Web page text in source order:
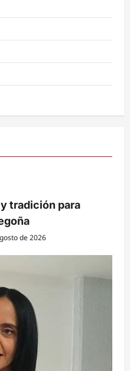
tradición para
de 2026